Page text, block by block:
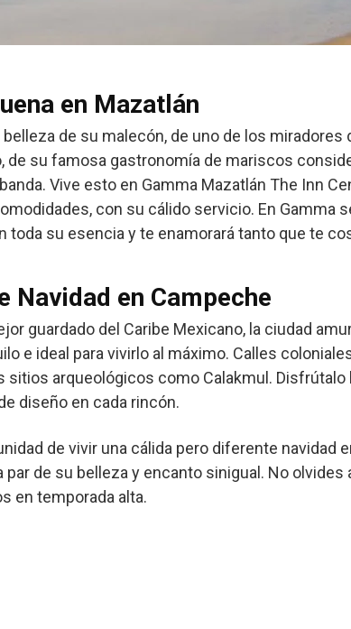
en Mazatlán
belleza de su malecón, de uno de los
de su famosa gastronomía de mariscos
Vive esto en Gamma Mazatlán The Inn
con su cálido servicio. En Gamma
toda su esencia y te enamorará tanto que te
Navidad en Campeche
guardado del Caribe Mexicano, la ciudad
e ideal para vivirlo al máximo. Calles
sitios arqueológicos como Calakmul.
diseño en cada rincón.
de vivir una cálida pero diferente
par de su belleza y encanto sinigual. No
en temporada alta.